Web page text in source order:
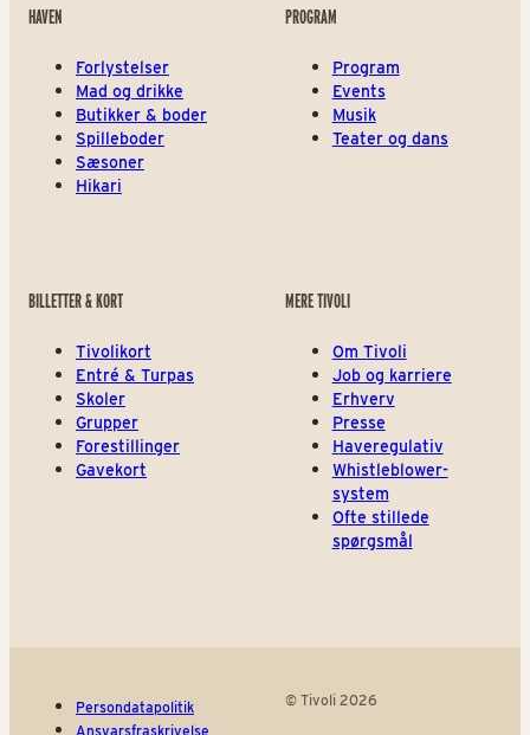
HAVEN
Forlystelser
Mad og drikke
Butikker & boder
Spilleboder
Sæsoner
Hikari
PROGRAM
Program
Events
Musik
Teater og dans
BILLETTER & KORT
Tivolikort
Entré & Turpas
Skoler
Grupper
Forestillinger
Gavekort
MERE TIVOLI
Om Tivoli
Job og karriere
Erhverv
Presse
Haveregulativ
Whistleblower-
system
Ofte stillede
spørgsmål
Persondatapolitik
Ansvarsfraskrivelse
© Tivoli 2026